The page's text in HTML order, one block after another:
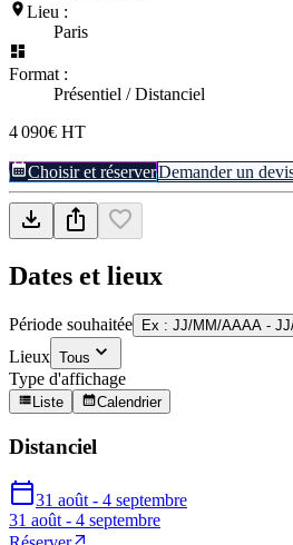
Lieu :
Paris
Format :
Présentiel / Distanciel
4 090€ HT
Choisir et réserverDemander un
Dates et lieux
Période souhaitée Ex : JJ/MM/AAAA -
Lieux Tous
Type d'affichage
Liste Calendrier
Distanciel
31 août - 4 septembre
31 août - 4 septembre